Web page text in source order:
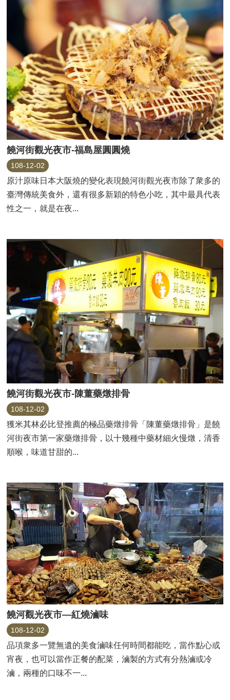
饒河街觀光夜市-福島屋圓圓燒
108-12-02
原汁原味日本大阪燒的變化表現饒河街觀光夜市除了衆多的
臺灣傳統美食外，還有很多新穎的特色小吃，其中最具代表
性之一，就是在夜...
饒河街觀光夜市-陳董藥燉排骨
108-12-02
獲米其林必比登推薦的極品藥燉排骨「陳董藥燉排骨」是饒
河街夜市第一家藥燉排骨，以十幾種中藥材細火慢燉，清香
順喉，味道甘甜的...
饒河觀光夜市—紅燒滷味
108-12-02
品項衆多一覽無遺的美食滷味任何時間都能吃，當作點心或
宵夜，也可以當作正餐的配菜，滷製的方式有分熱滷或冷
滷，兩種的口味不一...